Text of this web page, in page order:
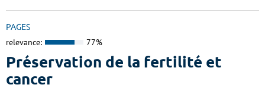
PAGES
relevance: 77%
Préservation de la fertilité et
cancer